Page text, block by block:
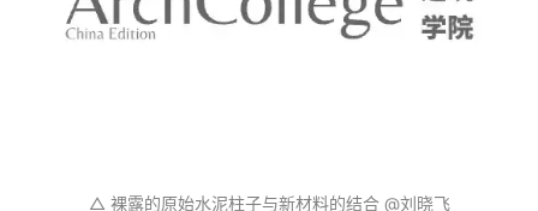
感，反而给人以一种粗野的美感。也许这就是一种空间
提升建筑空间结构的力量感，也让空间氛围更具有戏剧